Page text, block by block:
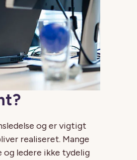
og er vigtigt
realiseret. Mange
ledere ikke tydelig